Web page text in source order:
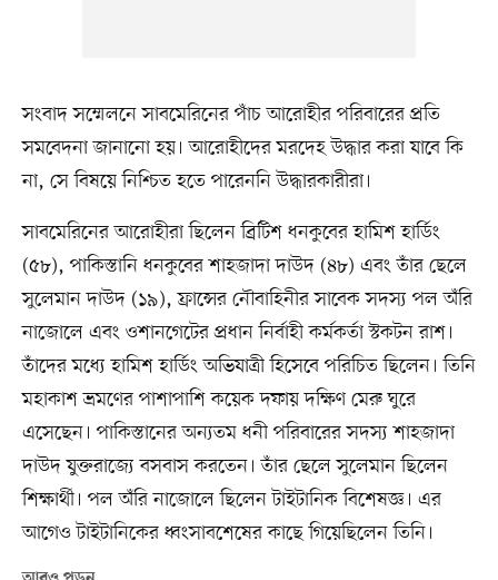
সংবাদ সম্মেলনে সাবমেরিনের পাঁচ আরোহীর পরিবারের প্রতি
সমবেদনা জানানো হয়। আরোহীদের মরদেহ উদ্ধার করা যাবে কি
না, সে বিষয়ে নিশ্চিত হতে পারেননি উদ্ধারকারীরা।
সাবমেরিনের আরোহীরা ছিলেন ব্রিটিশ ধনকুবের হামিশ হার্ডিং
(৫৮), পাকিস্তানি ধনকুবের শাহজাদা দাউদ (৪৮) এবং তাঁর ছেলে
সুলেমান দাউদ (১৯), ফ্রান্সের নৌবাহিনীর সাবেক সদস্য পল অঁরি
নাজোলে এবং ওশানগেটের প্রধান নির্বাহী কর্মকর্তা স্টকটন রাশ।
তাঁদের মধ্যে হামিশ হার্ডিং অভিযাত্রী হিসেবে পরিচিত ছিলেন। তিনি
মহাকাশ ভ্রমণের পাশাপাশি কয়েক দফায় দক্ষিণ মেরু ঘুরে
এসেছেন। পাকিস্তানের অন্যতম ধনী পরিবারের সদস্য শাহজাদা
দাউদ যুক্তরাজ্যে বসবাস করতেন। তাঁর ছেলে সুলেমান ছিলেন
শিক্ষার্থী। পল অঁরি নাজোলে ছিলেন টাইটানিক বিশেষজ্ঞ। এর
আগেও টাইটানিকের ধ্বংসাবশেষের কাছে গিয়েছিলেন তিনি।